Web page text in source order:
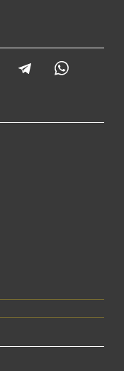
LinkedIn Telegram